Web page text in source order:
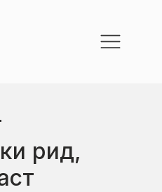
рид,